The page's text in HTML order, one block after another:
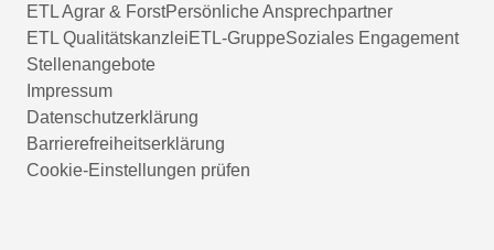
ETL Agrar & ForstPersönliche Ansprechpartner
ETL QualitätskanzleiETL-GruppeSoziales Engagement
Stellenangebote
Impressum
Datenschutzerklärung
Barrierefreiheitserklärung
Cookie-Einstellungen prüfen